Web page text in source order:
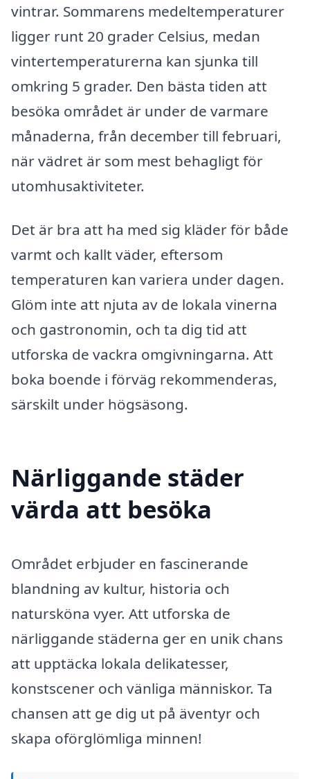
vintrar. Sommarens medeltemperaturer
ligger runt 20 grader Celsius, medan
vintertemperaturerna kan sjunka till
omkring 5 grader. Den bästa tiden att
besöka området är under de varmare
månaderna, från december till februari,
när vädret är som mest behagligt för
utomhusaktiviteter.
Det är bra att ha med sig kläder för både
varmt och kallt väder, eftersom
temperaturen kan variera under dagen.
Glöm inte att njuta av de lokala vinerna
och gastronomin, och ta dig tid att
utforska de vackra omgivningarna. Att
boka boende i förväg rekommenderas,
särskilt under högsäsong.
Närliggande städer
värda att besöka
Området erbjuder en fascinerande
blandning av kultur, historia och
natursköna vyer. Att utforska de
närliggande städerna ger en unik chans
att upptäcka lokala delikatesser,
konstscener och vänliga människor. Ta
chansen att ge dig ut på äventyr och
skapa oförglömliga minnen!